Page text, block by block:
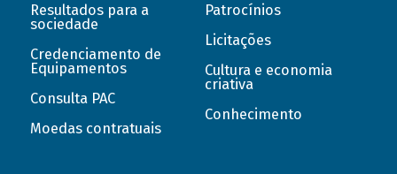
Resultados para a
sociedade
Credenciamento de
Equipamentos
Consulta PAC
Moedas contratuais
Patrocínios
Licitações
Cultura e economia
criativa
Conhecimento